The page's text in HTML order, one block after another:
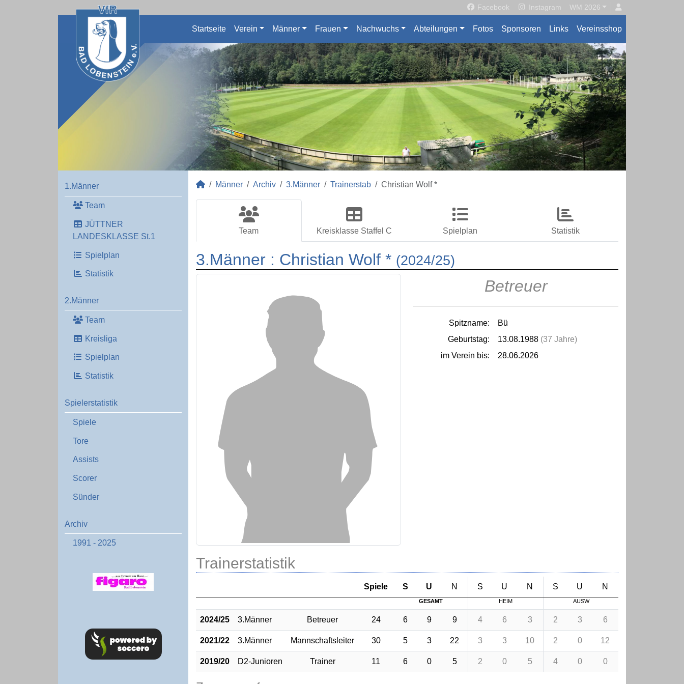
Facebook Instagram WM 2026
Startseite Verein Männer Frauen Nachwuchs Abteilungen Fotos Sponsoren Links Vereinsshop
1.Männer
Team
JÜTTNER
LANDESKLASSE St.1
Spielplan
Statistik
2.Männer
Team
Kreisliga
Spielplan
Statistik
Spielerstatistik
Spiele
Tore
Assists
Scorer
Sünder
Archiv
1991 - 2025
Männer Archiv 3.Männer Trainerstab Christian Wolf *
Team Kreisklasse Staffel C Spielplan Statistik
3.Männer : Christian Wolf * (2024/25)
Betreuer
Spitzname:
Bü
Geburtstag:
13.08.1988 (37 Jahre)
im Verein bis:
28.06.2026
Trainerstatistik
Spiele S U N S U N S U N
GESAMT HEIM AUSW
2024/25 3.Männer Betreuer 24 6 9 9 4 6 3 2 3 6
2021/22 3.Männer Mannschaftsleiter 30 5 3 22 3 3 10 2 0 12
2019/20 D2-Junioren Trainer 11 6 0 5 2 0 5 4 0 0